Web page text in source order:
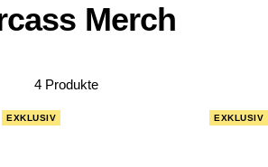
Merch
4 Produkte
EXKLUSIV EXKLUSIV